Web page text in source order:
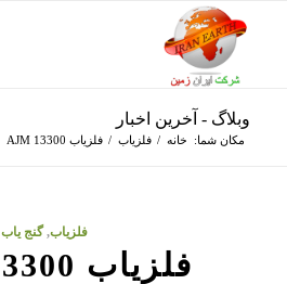
وبلاگ - آخرین اخبار
مکان شما: خانه / فلزیاب / فلزیاب AJM 13300
فلزیاب,گنج یاب
فلزیاب AJM 13300